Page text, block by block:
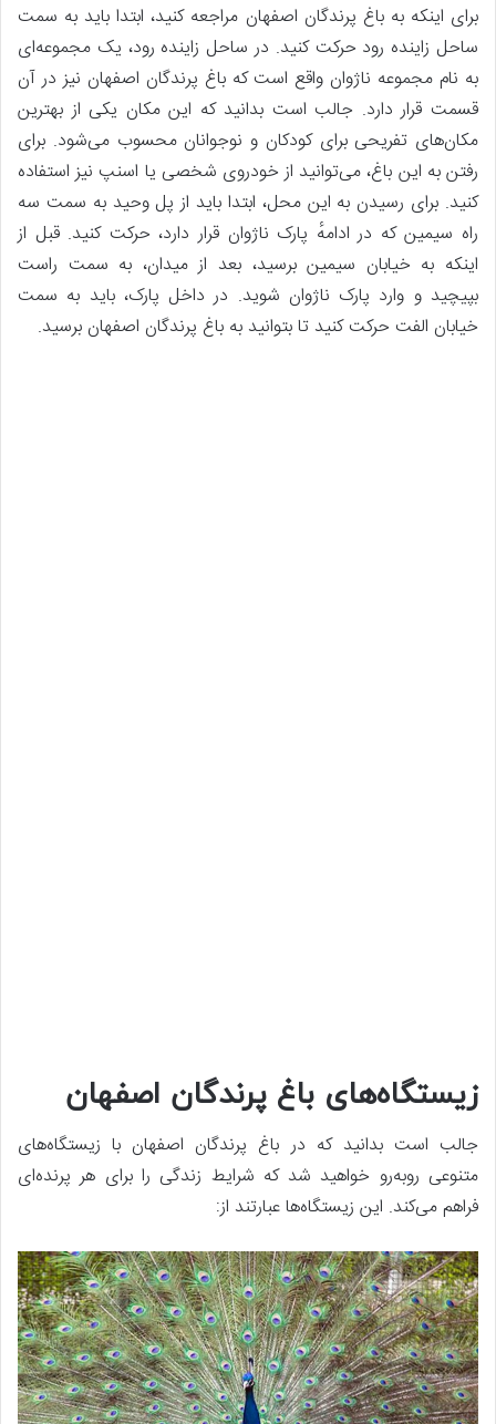
برای اینکه به باغ پرندگان اصفهان مراجعه کنید، ابتدا باید به سمت
ساحل زاینده رود حرکت کنید. در ساحل زاینده رود، یک مجموعه‌ای
به نام مجموعه ناژوان واقع است که باغ پرندگان اصفهان نیز در آن
قسمت قرار دارد. جالب است بدانید که این مکان یکی از بهترین
مکان‌های تفریحی برای کودکان و نوجوانان محسوب می‌شود. برای
رفتن به این باغ، می‌توانید از خودروی شخصی یا اسنپ نیز استفاده
کنید. برای رسیدن به این محل، ابتدا باید از پل وحید به سمت سه
راه سیمین که در ادامهٔ پارک ناژوان قرار دارد، حرکت کنید. قبل از
اینکه به خیابان سیمین برسید، بعد از میدان، به سمت راست
بپیچید و وارد پارک ناژوان شوید. در داخل پارک، باید به سمت
خیابان الفت حرکت کنید تا بتوانید به باغ پرندگان اصفهان برسید.
زیستگاه‌های باغ پرندگان اصفهان
جالب است بدانید که در باغ پرندگان اصفهان با زیستگاه‌های
متنوعی روبه‌رو خواهید شد که شرایط زندگی را برای هر پرنده‌ای
فراهم می‌کند. این زیستگاه‌ها عبارتند از: